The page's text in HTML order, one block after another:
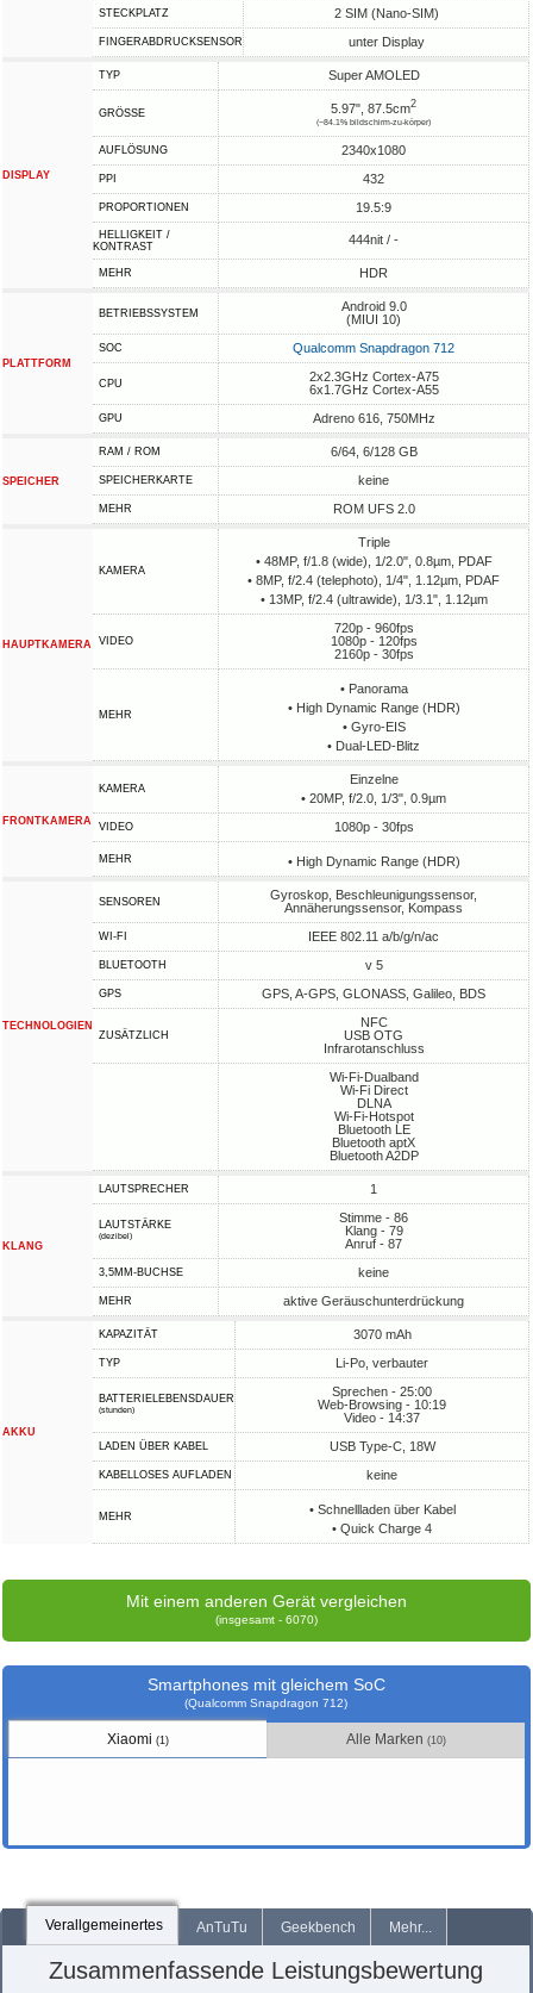
STECKPLATZ 2 SIM (Nano-SIM)
FINGERABDRUCKSENSOR unter Display
DISPLAY
TYP Super AMOLED
GRÖSSE 5.97", 87.5cm2
(~84.1% bildschirm-zu-körper)
AUFLÖSUNG 2340x1080
PPI 432
PROPORTIONEN 19.5:9
HELLIGKEIT /
KONTRAST
444nit / -
MEHR HDR
PLATTFORM
BETRIEBSSYSTEM
Android 9.0
(MIUI 10)
SOC Qualcomm Snapdragon 712
CPU
2x2.3GHz Cortex-A75
6x1.7GHz Cortex-A55
GPU Adreno 616, 750MHz
SPEICHER
RAM / ROM 6/64, 6/128 GB
SPEICHERKARTE keine
MEHR ROM UFS 2.0
HAUPTKAMERA
KAMERA
Triple
• 48MP, f/1.8 (wide), 1/2.0", 0.8µm, PDAF
• 8MP, f/2.4 (telephoto), 1/4", 1.12µm, PDAF
• 13MP, f/2.4 (ultrawide), 1/3.1", 1.12µm
VIDEO
720p - 960fps
1080p - 120fps
2160p - 30fps
MEHR
• Panorama
• High Dynamic Range (HDR)
• Gyro-EIS
• Dual-LED-Blitz
FRONTKAMERA
KAMERA
Einzelne
• 20MP, f/2.0, 1/3", 0.9µm
VIDEO 1080p - 30fps
MEHR • High Dynamic Range (HDR)
TECHNOLOGIEN
SENSOREN
Gyroskop, Beschleunigungssensor,
Annäherungssensor, Kompass
WI-FI IEEE 802.11 a/b/g/n/ac
BLUETOOTH v 5
GPS GPS, A-GPS, GLONASS, Galileo, BDS
ZUSÄTZLICH
NFC
USB OTG
Infrarotanschluss
Wi-Fi-Dualband
Wi-Fi Direct
DLNA
Wi-Fi-Hotspot
Bluetooth LE
Bluetooth aptX
Bluetooth A2DP
KLANG
LAUTSPRECHER 1
LAUTSTÄRKE
(dezibel)
Stimme - 86
Klang - 79
Anruf - 87
3,5MM-BUCHSE keine
MEHR aktive Geräuschunterdrückung
AKKU
KAPAZITÄT 3070 mAh
TYP Li-Po, verbauter
BATTERIELEBENSDAUER
(stunden)
Sprechen - 25:00
Web-Browsing - 10:19
Video - 14:37
LADEN ÜBER KABEL USB Type-C, 18W
KABELLOSES AUFLADEN keine
MEHR
• Schnellladen über Kabel
• Quick Charge 4
Mit einem anderen Gerät vergleichen
(insgesamt - 6070)
Smartphones mit gleichem SoC
(Qualcomm Snapdragon 712)
Xiaomi (1) Alle Marken (10)
Verallgemeinertes AnTuTu Geekbench Mehr...
Zusammenfassende Leistungsbewertung